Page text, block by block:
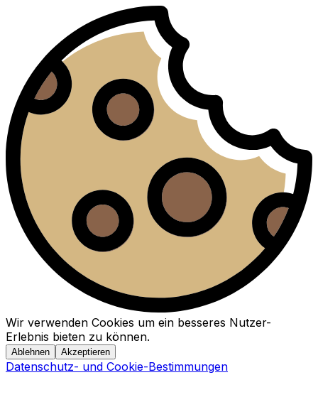
Wir verwenden Cookies um ein besseres Nutzer-
Erlebnis bieten zu können.
Ablehnen Akzeptieren
Datenschutz- und Cookie-Bestimmungen